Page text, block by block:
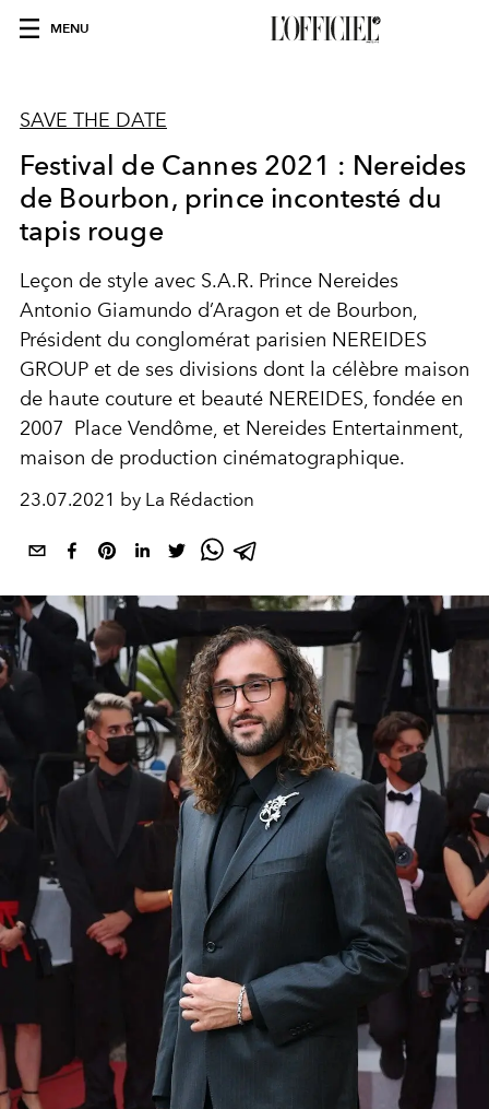
MENU
SAVE THE DATE
Festival de Cannes 2021 : Nereides
de Bourbon, prince incontesté du
tapis rouge
Leçon de style avec S.A.R. Prince Nereides
Antonio Giamundo d’Aragon et de Bourbon,
Président du conglomérat parisien NEREIDES
GROUP et de ses divisions dont la célèbre maison
de haute couture et beauté NEREIDES, fondée en
2007 Place Vendôme, et Nereides Entertainment,
maison de production cinématographique.
23.07.2021 by La Rédaction